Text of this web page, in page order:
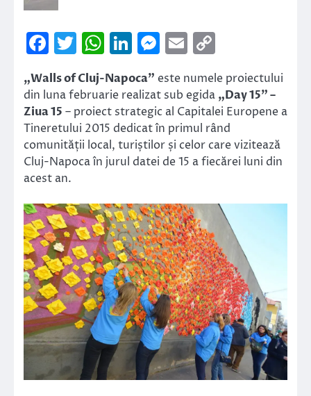
Facebook
Twitter
WhatsApp
LinkedIn
Messenger
Email
Link
„Walls of Cluj-Napoca” este numele proiectului
din luna februarie realizat sub egida „Day 15” –
Ziua 15 – proiect strategic al Capitalei Europene a
Tineretului 2015 dedicat în primul rând
comunității local, turiștilor și celor care vizitează
Cluj-Napoca în jurul datei de 15 a fiecărei luni din
acest an.